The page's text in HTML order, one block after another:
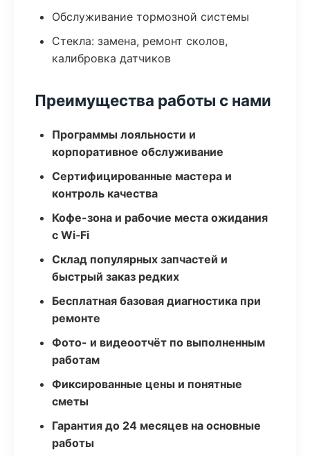
Обслуживание тормозной системы
Стекла: замена, ремонт сколов,
калибровка датчиков
Преимущества работы с нами
Программы лояльности и
корпоративное обслуживание
Сертифицированные мастера и
контроль качества
Кофе-зона и рабочие места ожидания
с Wi‑Fi
Склад популярных запчастей и
быстрый заказ редких
Бесплатная базовая диагностика при
ремонте
Фото- и видеоотчёт по выполненным
работам
Фиксированные цены и понятные
сметы
Гарантия до 24 месяцев на основные
работы